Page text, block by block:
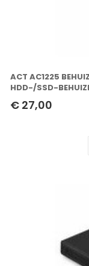
ACT AC1225
HDD-/SSD-
€ 27,00